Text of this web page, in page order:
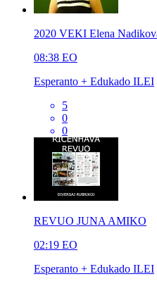
2020 VEKI Elena
08:38 EO
Esperanto + Edukado ILEI
5
0
0
REVUO JUNA AMIKO
02:19 EO
Esperanto + Edukado ILEI